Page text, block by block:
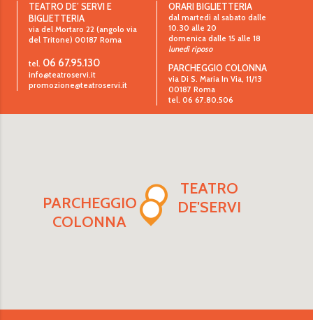
TEATRO DE’ SERVI E
BIGLIETTERIA
via del Mortaro 22 (angolo via
del Tritone) 00187 Roma
tel. 06 67.95.130
info@teatroservi.it
promozione@teatroservi.it
ORARI BIGLIETTERIA
dal martedì al sabato dalle
10.30 alle 20
domenica dalle 15 alle 18
lunedì riposo
PARCHEGGIO COLONNA
via Di S. Maria In Via, 11/13
00187 Roma
tel. 06 67.80.506
TEATRO
DE'SERVI
PARCHEGGIO
COLONNA